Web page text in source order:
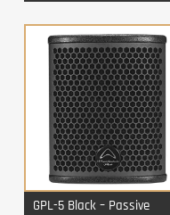
GPL-5 Black – Passive